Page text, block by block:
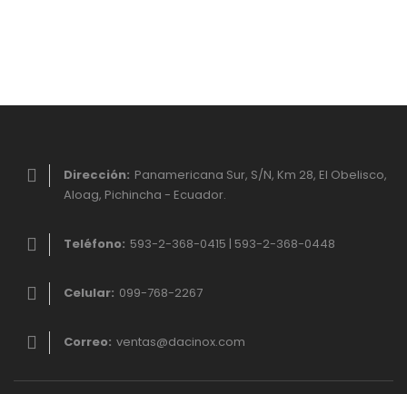
Dirección: Panamericana Sur, S/N, Km 28, El Obelisco,
Aloag, Pichincha - Ecuador.
Teléfono: 593-2-368-0415 | 593-2-368-0448
Celular: 099-768-2267
Correo: ventas@dacinox.com